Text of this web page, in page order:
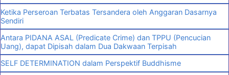
Ketika Perseroan Terbatas Tersandera oleh Anggaran Dasarnya
Sendiri
Antara PIDANA ASAL (Predicate Crime) dan TPPU (Pencucian
Uang), dapat Dipisah dalam Dua Dakwaan Terpisah
SELF DETERMINATION dalam Perspektif Buddhisme